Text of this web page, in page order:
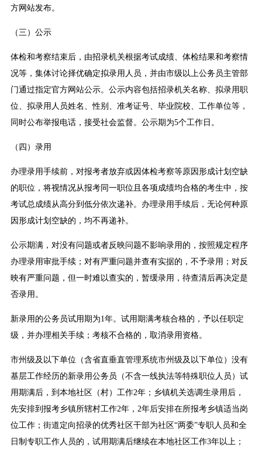
方网站发布。
（三）公示
体检和考察结束后，由招录机关根据考试成绩、体检结果和考察情
况等，集体讨论择优确定拟录用人员，并由市级以上公务员主管部
门通过指定官方网站公示。公示内容包括招录机关名称、拟录用职
位、拟录用人员姓名、性别、准考证号、毕业院校、工作单位等，
同时公布举报电话，接受社会监督。公示期为5个工作日。
（四）录用
办理录用手续前，对报考者放弃或因体检考察等原因形成计划空缺
的职位，将视情况从报考同一职位且各项成绩均合格的考生中，按
考试总成绩从高分到低分依次递补。办理录用手续后，无论何种原
因形成计划空缺的，均不再递补。
公示期满，对没有问题或者反映问题不影响录用的，按照规定程序
办理录用审批手续；对有严重问题并查有实据的，不予录用；对反
映有严重问题，但一时难以查实的，暂缓录用，待查清后再决定是
否录用。
新录用的公务员试用期为1年。试用期满考核合格的，予以任职定
级，并办理相关手续；考核不合格的，取消录用资格。
市州级及以下单位（含省直垂直管理系统市州级及以下单位）没有
基层工作经历的新录用公务员（不含一线执法等特殊职位人员）试
用期满后，到本地社区（村）工作2年；乡镇机关选调生录用后，
先安排到报考乡镇所辖村工作2年，2年后安排在所报考乡镇适当岗
位工作；街道定向招录的优秀社区干部为社区“两委”专职人员和全
日制专职工作人员的，试用期满后继续在本地社区工作3年以上；